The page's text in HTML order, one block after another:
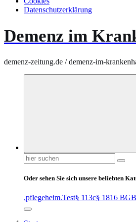
Datenschutzerklärung
Demenz im
demenz-zeitung.de / demenz-im-
Suchen
nach:
Oder sehen Sie sich unsere beliebten
.pflegeheim.Test§ 113c§ 1816 BGB